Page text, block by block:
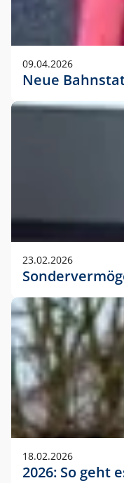
09.04.2026
Neue
23.02.2026
18.02.2026
2026: So geht